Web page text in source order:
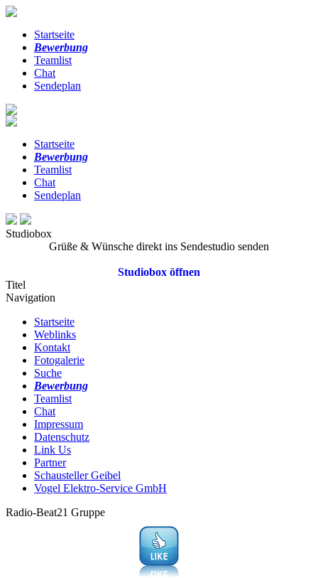
Startseite
Bewerbung
Teamlist
Chat
Sendeplan
Startseite
Bewerbung
Teamlist
Chat
Sendeplan
Studiobox
Grüße & Wünsche direkt ins Sendestudio senden
Studiobox öffnen
Titel
Navigation
Startseite
Weblinks
Kontakt
Fotogalerie
Suche
Bewerbung
Teamlist
Chat
Impressum
Datenschutz
Link Us
Partner
Schausteller Geibel
Vogel Elektro-Service GmbH
Radio-Beat21 Gruppe